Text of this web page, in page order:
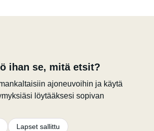
ihan se, mitä etsit?
ajoneuvoihin ja käytä
löytääksesi sopivan
Lapset sallittu